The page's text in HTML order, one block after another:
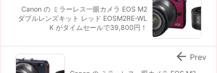
Canon の ミラーレス一眼カメラ EOS M2
ダブルレンズキット レッド EOSM2RE-WL
K がタイムセールで39,800円！
 Prev